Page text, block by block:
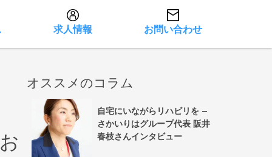
求人情報 お問い合わせ
オススメのコラム
自宅にいながらリハビリを –
さかいりはグループ代表 阪井
春枝さんインタビュー